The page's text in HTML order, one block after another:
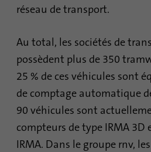
réseau de transport.
Au total, les sociétés de
possèdent plus de 350
25 % de ces véhicules sont
de comptage automatique
90 véhicules sont
compteurs de type IRMA 3D
IRMA. Dans le groupe rnv,
Fournisseur .linkedin.com
Durée 90 jours
Ce cookie est
correspondances
d'un utilisateur en
Nom bscookie